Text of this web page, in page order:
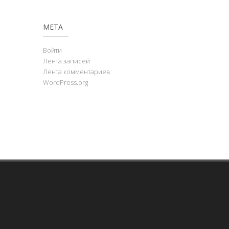
МЕТА
Войти
Лента записей
Лента комментариев
WordPress.org